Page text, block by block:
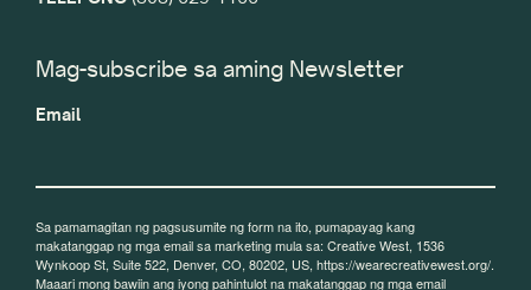
Mag-subscribe sa aming Newsletter
Email
Sa pamamagitan ng pagsusumite ng form na ito, pumapayag kang
makatanggap ng mga email sa marketing mula sa: Creative West, 1536
Wynkoop St, Suite 522, Denver, CO, 80202, US, https://wearecreativewest.org/.
Maaari mong bawiin ang iyong pahintulot na makatanggap ng mga email